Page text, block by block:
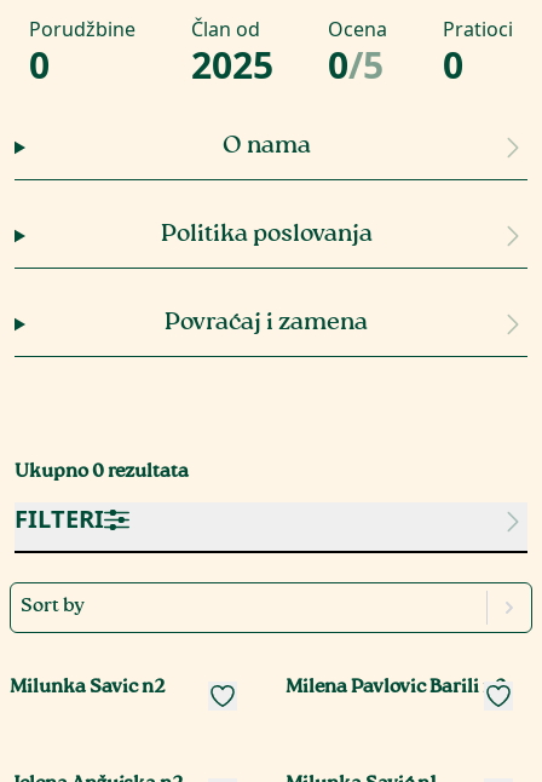
Porudžbine
0
Član od
2025
Ocena
0/5
Pratioci
0
O nama
Politika poslovanja
Povraćaj i zamena
Ukupno0rezultata
FILTERI
Sort by
Milunka Savic n2 Milena Pavlovic Barili n2